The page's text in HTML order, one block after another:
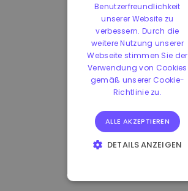
Benutzerfreundlichkeit
unserer Website zu
verbessern. Durch die
weitere Nutzung unserer
Webseite stimmen Sie der
Verwendung von Cookies
gemäß unserer Cookie-
Richtlinie zu.
ALLE AKZEPTIEREN
DETAILS ANZEIGEN